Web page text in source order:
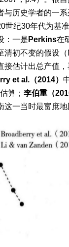
与历史学者的一
世纪30年代为基
：一是 Perkins在
清初不变的假设
接估计出总产值
et al.（2014）
算； 李伯重（
这一当时最富庶